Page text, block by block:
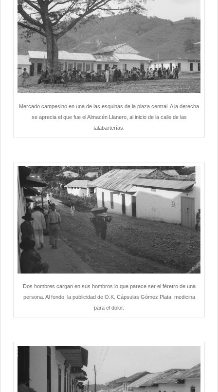
Mercado campesino en una de las esquinas de la plaza central. A la derecha
se aprecia el que fue el Almacén Llanero, al inicio de la calle de las
talabarterías.
Dos hombres cargan en sus hombros lo que parece ser el féretro de una
persona. Al fondo, la publicidad de O.K. Cápsulas Gómez Plata, medicina
para el dolor.